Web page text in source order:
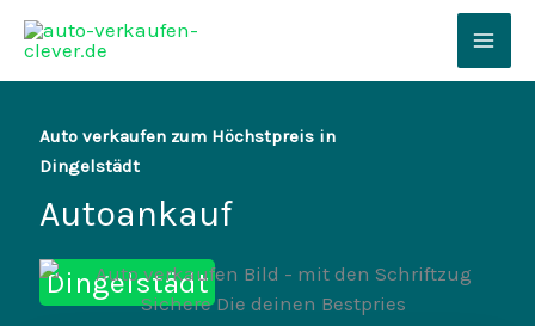
Inhalt
Auto verkaufen zum Höchstpreis in
Dingelstädt
Autoankauf
Dingelstädt